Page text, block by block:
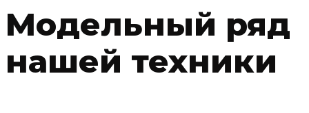
Модельный ряд
нашей техники